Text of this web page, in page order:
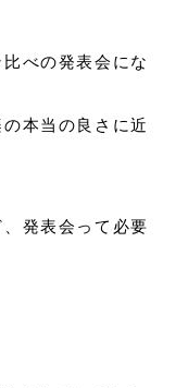
べの発表会にな
本当の良さに近
、発表会って必要